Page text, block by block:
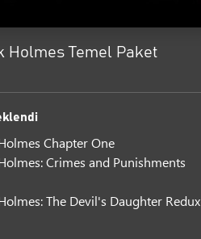
Holmes Temel Paket
Chapter One
Crimes and Punishments
The Devil's Daughter Redux